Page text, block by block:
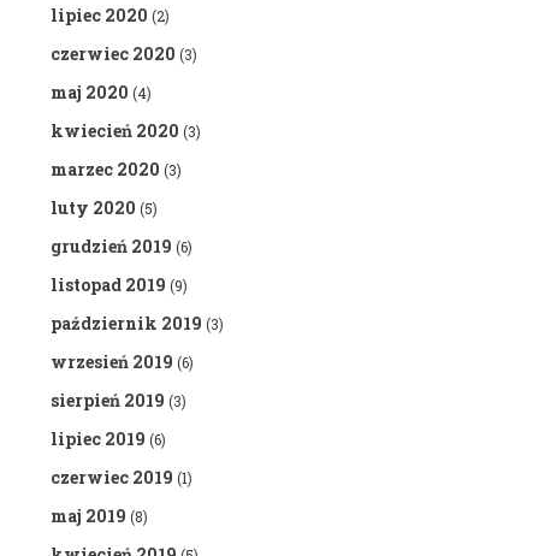
lipiec 2020 (2)
czerwiec 2020 (3)
maj 2020 (4)
kwiecień 2020 (3)
marzec 2020 (3)
luty 2020 (5)
grudzień 2019 (6)
listopad 2019 (9)
październik 2019 (3)
wrzesień 2019 (6)
sierpień 2019 (3)
lipiec 2019 (6)
czerwiec 2019 (1)
maj 2019 (8)